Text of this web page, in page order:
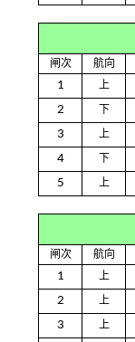
闸次 航向
1 上
2 下
3 上
4 下
5 上
闸次 航向
1 上
2 上
3 上